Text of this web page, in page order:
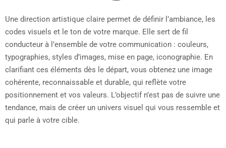
Une direction artistique claire permet de définir l’ambiance, les
codes visuels et le ton de votre marque. Elle sert de fil
conducteur à l’ensemble de votre communication : couleurs,
typographies, styles d’images, mise en page, iconographie. En
clarifiant ces éléments dès le départ, vous obtenez une image
cohérente, reconnaissable et durable, qui reflète votre
positionnement et vos valeurs. L’objectif n’est pas de suivre une
tendance, mais de créer un univers visuel qui vous ressemble et
qui parle à votre cible.